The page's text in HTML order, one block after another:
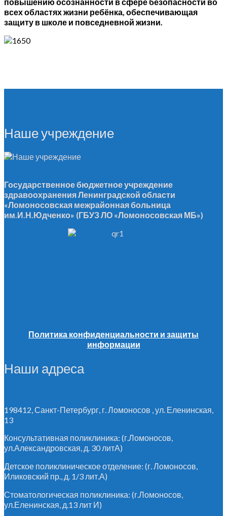
всех областях жизни ребёнка, обеспечивающая
защиту в школе и повседневной жизни.
Наше учреждение
Государственное бюджетное учреждение
здравоохранения Ленинградской области
«Ломоносовская межрайонная больница
им.И.Н.Юдченко» (ГБУЗ ЛО «Ломоносовская МБ»)
Политика конфиденциальности и защиты
информации
Наши адреса
198412, Санкт-Петербург, г. Ломоносов , ул. Еленинская,
13
Консультативная поликлиника: (г.Ломоносов,
ул.Александровская, д. 30 литА)
Детское поликлиническое отделение: (г. Ломоносов,
Иликовский пр., д. 1/3 лит.А)
Стоматологическая поликлиника: (г.Ломоносов,
ул.Еленинская, д.13 лит И)